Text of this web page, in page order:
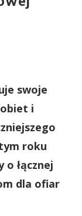
swoje
i
roku
o łącznej
dla ofiar